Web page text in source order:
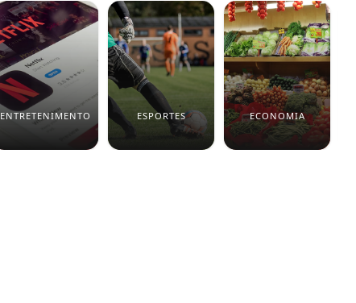
ENTRETENIMENTO ESPORTES ECONOMIA